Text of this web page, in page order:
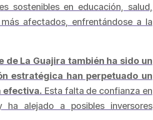
sostenibles en educación, salud,
afectados, enfrentándose a la
La Guajira también ha sido un
estratégica han perpetuado un
efectiva. Esta falta de confianza en
alejado a posibles inversores